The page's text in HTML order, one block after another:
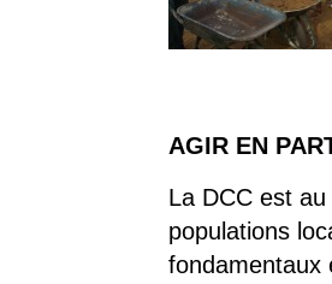
AGIR EN
La DCC est
populations
fondamentaux